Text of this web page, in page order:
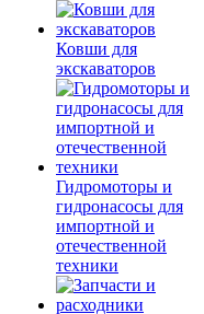
Ковши для
экскаваторов
Гидромоторы и
гидронасосы для
импортной и
отечественной
техники